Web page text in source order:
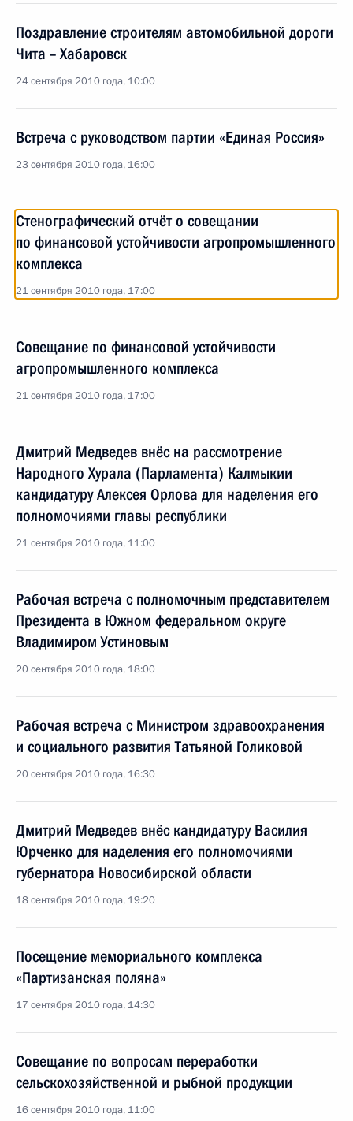
Поздравление строителям автомобильной дороги
Чита – Хабаровск
24 сентября 2010 года, 10:00
Встреча с руководством партии «Единая Россия»
23 сентября 2010 года, 16:00
Стенографический отчёт о совещании
по финансовой устойчивости агропромышленного
комплекса
21 сентября 2010 года, 17:00
Совещание по финансовой устойчивости
агропромышленного комплекса
21 сентября 2010 года, 17:00
Дмитрий Медведев внёс на рассмотрение
Народного Хурала (Парламента) Калмыкии
кандидатуру Алексея Орлова для наделения его
полномочиями главы республики
21 сентября 2010 года, 11:00
Рабочая встреча с полномочным представителем
Президента в Южном федеральном округе
Владимиром Устиновым
20 сентября 2010 года, 18:00
Рабочая встреча с Министром здравоохранения
и социального развития Татьяной Голиковой
20 сентября 2010 года, 16:30
Дмитрий Медведев внёс кандидатуру Василия
Юрченко для наделения его полномочиями
губернатора Новосибирской области
18 сентября 2010 года, 19:20
Посещение мемориального комплекса
«Партизанская поляна»
17 сентября 2010 года, 14:30
Совещание по вопросам переработки
сельскохозяйственной и рыбной продукции
16 сентября 2010 года, 11:00